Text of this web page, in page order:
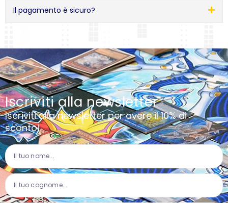
Il pagamento è sicuro?
Iscriviti alla newsletter
Iscriviti alla newsletter per avere il 10% di
sconto!